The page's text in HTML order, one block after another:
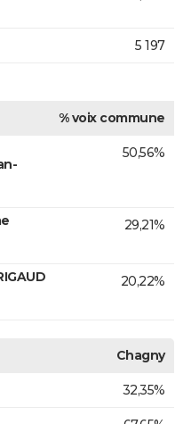
5 197
% voix commune
50,56%
29,21%
20,22%
Chagny
32,35%